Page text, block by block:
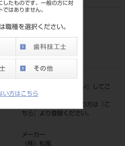
したものです。一般の方に対
ではありません。
職種を選択ください。
い方はこちら
20435071011
JAN/EANコード
標準価格
ログイン
』してご
覧ください。
ネット会員登録がまだの方は『
こ
ちら
』より登録ください。
メーカー
（株）松風